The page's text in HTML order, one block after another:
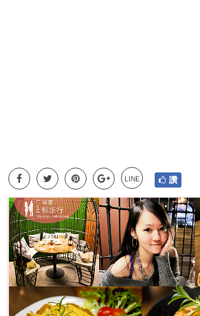
LINE 讚